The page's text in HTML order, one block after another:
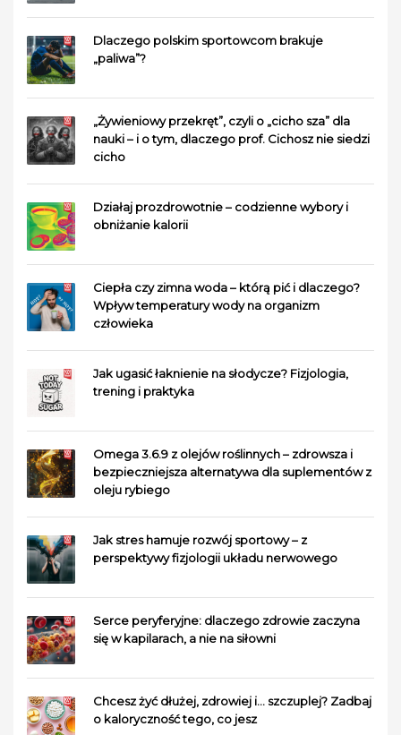
Dlaczego polskim sportowcom brakuje
„paliwa”?
„Żywieniowy przekręt”, czyli o „cicho sza” dla
nauki – i o tym, dlaczego prof. Cichosz nie siedzi
cicho
Działaj prozdrowotnie – codzienne wybory i
obniżanie kalorii
Ciepła czy zimna woda – którą pić i dlaczego?
Wpływ temperatury wody na organizm
człowieka
Jak ugasić łaknienie na słodycze? Fizjologia,
trening i praktyka
Omega 3.6.9 z olejów roślinnych – zdrowsza i
bezpieczniejsza alternatywa dla suplementów z
oleju rybiego
Jak stres hamuje rozwój sportowy – z
perspektywy fizjologii układu nerwowego
Serce peryferyjne: dlaczego zdrowie zaczyna
się w kapilarach, a nie na siłowni
Chcesz żyć dłużej, zdrowiej i… szczuplej? Zadbaj
o kaloryczność tego, co jesz